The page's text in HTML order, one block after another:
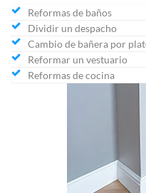
Reformas de baños
Dividir un despacho
Cambio de bañera por
Reformar un vestuario
Reformas de cocina